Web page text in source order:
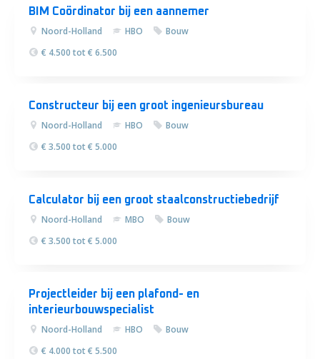
BIM Coördinator bij een aannemer
Noord-Holland HBO
Bouw
€ 4.500 tot € 6.500
Constructeur bij een groot ingenieursbureau
Noord-Holland HBO
Bouw
€ 3.500 tot € 5.000
Calculator bij een groot staalconstructiebedrijf
Noord-Holland MBO
Bouw
€ 3.500 tot € 5.000
Projectleider bij een plafond- en
interieurbouwspecialist
Noord-Holland HBO
Bouw
€ 4.000 tot € 5.500